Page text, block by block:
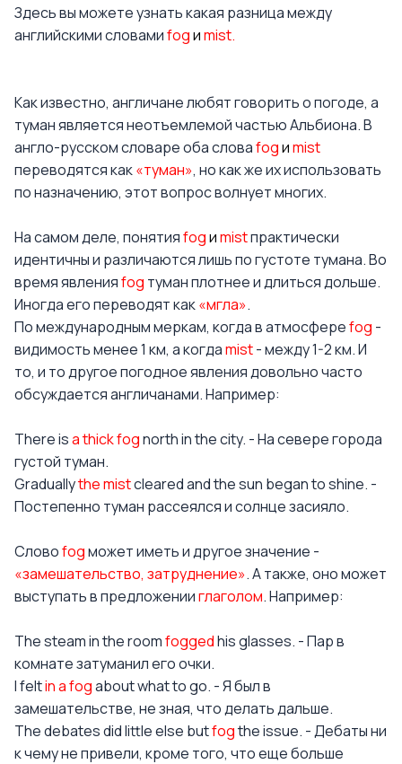
Здесь вы можете узнать какая разница между
английскими словамиfogиmist.
Как известно, англичане любят говорить о погоде, а
туман является неотъемлемой частью Альбиона. В
англо-русском словаре оба словаfogиmist
переводятся как«туман», но как же их использовать
по назначению, этот вопрос волнует многих.
На самом деле, понятияfogиmistпрактически
идентичны и различаются лишь по густоте тумана. Во
время явленияfog туман плотнее и длиться дольше.
Иногда его переводят как«мгла».
По международным меркам, когда в атмосфереfog -
видимость менее 1 км, а когдаmist- между 1-2 км. И
то, и то другое погодное явления довольно часто
обсуждается англичанами. Например:
There isa thick fognorth in the city. - На севере города
густой туман.
Graduallythe mistcleared and the sun began to shine. -
Постепенно туман рассеялся и солнце засияло.
Словоfogможет иметь и другое значение -
«замешательство, затруднение». А также, оно может
выступать в предложенииглаголом. Например:
The steam in the roomfoggedhis glasses. - Пар в
комнате затуманил его очки.
I feltin a fogabout what to go. - Я был в
замешательстве, не зная, что делать дальше.
The debates did little else butfogthe issue. - Дебаты ни
к чему не привели, кроме того, что еще больше